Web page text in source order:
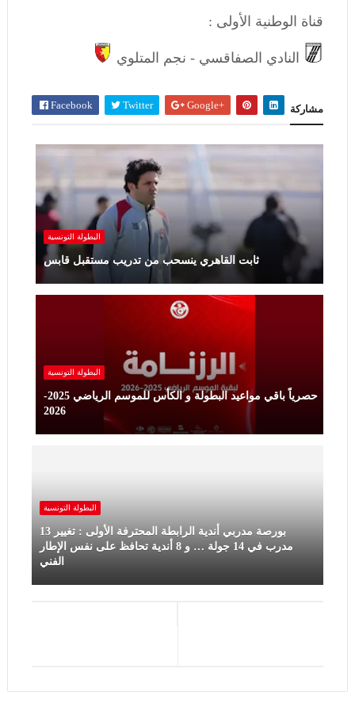
قناة الوطنية الأولى :
النادي الصفاقسي - نجم المتلوي
مشاركة Facebook Twitter Google+
البطولة ‏التونسية
ثابت القاهري ينسحب من تدريب مستقبل قابس
البطولة ‏التونسية
حصرياً باقي مواعيد البطولة و الكأس للموسم الرياضي 2025-
2026
البطولة ‏التونسية
بورصة مدربي أندية الرابطة المحترفة الأولى : تغيير 13
مدرب في 14 جولة … و 8 أندية تحافظ على نفس الإطار
الفني